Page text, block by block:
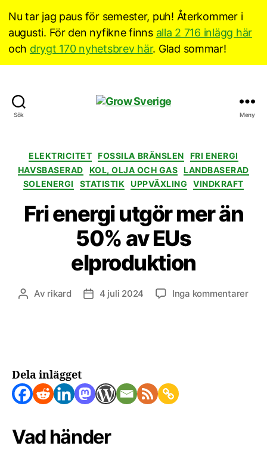
Nu tar jag paus för semester, puh! Återkommer i
augusti. För den nyfikne finns alla 2 716 inlägg här
och drygt 170 nyhetsbrev här. Glad sommar!
Sök Meny
Kategorier
ELEKTRICITET FOSSILA BRÄNSLEN
FRI ENERGI
HAVSBASERAD
KOL, OLJA OCH GAS
LANDBASERAD
SOLENERGI
STATISTIK UPPVÄXLING VINDKRAFT
Fri energi utgör mer än
50% av EUs
elproduktion
Inläggsförfattare
Av rikard Inläggsdatum
4 juli 2024 Inga kommentarertill
Dela inlägget
Vad händer